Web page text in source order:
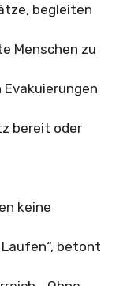
begleiten
Menschen zu
bereit oder
keine
betont